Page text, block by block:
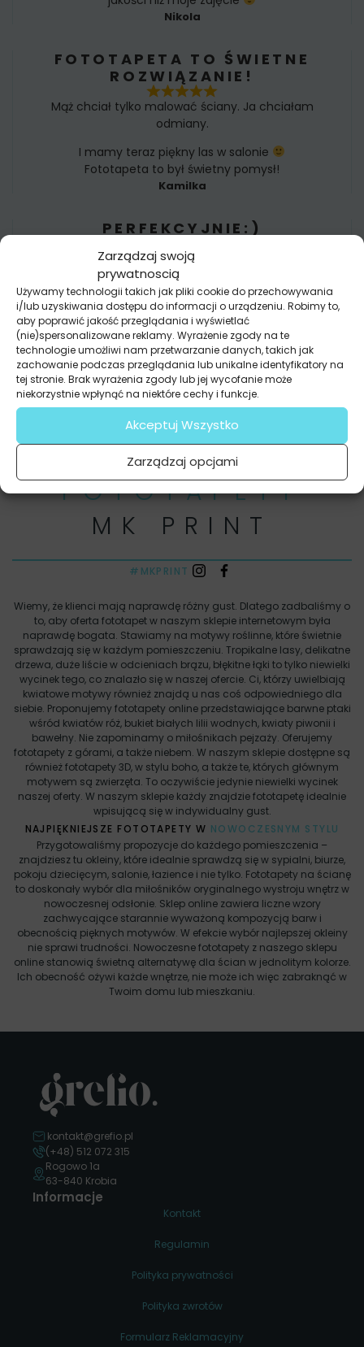
Zarządzaj swoją
prywatnoscią
Używamy technologii takich jak pliki cookie do przechowywania
i/lub uzyskiwania dostępu do informacji o urządzeniu. Robimy to,
aby poprawić jakość przeglądania i wyświetlać
(nie)spersonalizowane reklamy. Wyrażenie zgody na te
technologie umożliwi nam przetwarzanie danych, takich jak
zachowanie podczas przeglądania lub unikalne identyfikatory na
tej stronie. Brak wyrażenia zgody lub jej wycofanie może
niekorzystnie wpłynąć na niektóre cechy i funkcje.
Akceptuj Wszystko
Zarządzaj opcjami
Nikola
FOTOTAPETA TO ŚWIETNE
ROZWIĄZANIE!
Mąż chciał tylko malować ściany. Ja chciałam
odmiany.
I mamy teraz piękny las w salonie
Fototapeta to był świetny pomysł!
Kamilka
PERFEKCYJNIE:)
Dziękujemy za fachowe doradztwo i
sympatyczną obsługę. Efekt bardzo nas cieszy,
a synek jest zachwycony zwierzątkami w swoim
pokoju!
Anna B.
FOTOTAPETY
MK PRINT
#MKPRINT
Wiemy, że klienci mają naprawdę różny gust. Dlatego zadbaliśmy o
to, aby oferta fototapet w naszym sklepie internetowym była
naprawdę bogata. Stawiamy na motywy roślinne, które świetnie
sprawdzają się w każdym pomieszczeniu. Tropikalne lasy, delikatne
drzewa, duże liście w odcieniach brązu, błękitne łąki to tylko niewielki
wycinek tego, co znalazło się w naszej ofercie. Ci, którzy uwielbiają
kwiatowe motywy również znajdą u nas coś odpowiedniego dla
siebie. Proponujemy fototapety online przedstawiające barwne ptaki
wśród kwiatów róż, bukiet białych lilii wodnych, kwiaty piwonii i
bawełny. Nie zapominamy o miłośnikach pejzaży. Oferujemy
fototapety z górami, a także niebem. W naszym sklepie dostępne są
również fototapety 3D, w stylu boho, a także te, których głównym
motywem są zwierzęta. To oczywiście jedynie niewielki wycinek
naszej oferty. W naszym sklepie każdy znajdzie fototapetę idealnie
wpisującą się w indywidualny gust.
NAJPIĘKNIEJSZE FOTOTAPETY W NOWOCZESNYM STYLU
Przygotowaliśmy propozycje do każdego pomieszczenia –
znajdziesz tu okleiny, które idealnie sprawdzą się w sypialni, biurze,
pokoju dziecięcym, salonie, łazience i nie tylko. Fototapety na ścianę
to doskonały wybór dla miłośników oryginalnego wystroju wnętrz w
nowoczesnej odsłonie. Sklep online zawiera liczne wzory
zachwycające starannie wyważoną kompozycją barw i
obecnością pięknych motywów. W efekcie wybór najlepszej okleiny
nie sprawi trudności. Nowoczesne fototapety z naszego sklepu
online stanowią świetną alternatywę dla ścian w jednolitym kolorze.
Ich obecność ożywi każde wnętrze, nie może ich więc zabraknąć w
Twoim domu lub mieszkaniu.
kontakt@grefio.pl
(+48) 512 072 315
Rogowo 1a
63-840 Krobia
Informacje
Kontakt
Regulamin
Polityka prywatności
Polityka zwrotów
Formularz Reklamacyjny